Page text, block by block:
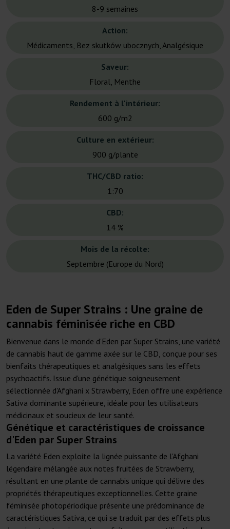
8-9 semaines
Action:
Médicaments, Bez skutków ubocznych, Analgésique
Saveur:
Floral, Menthe
Rendement à l'intérieur:
600 g/m2
Culture en extérieur:
900 g/plante
THC/CBD ratio:
1:70
CBD:
14 %
Mois de la récolte:
Septembre (Europe du Nord)
Eden de Super Strains : Une graine de
cannabis féminisée riche en CBD
Bienvenue dans le monde d'Eden par Super Strains, une variété
de cannabis haut de gamme axée sur le CBD, conçue pour ses
bienfaits thérapeutiques et analgésiques sans les effets
psychoactifs. Issue d'une génétique soigneusement
sélectionnée d'Afghani x Strawberry, Eden offre une expérience
Sativa dominante supérieure, idéale pour les utilisateurs
médicinaux et soucieux de leur santé.
Génétique et caractéristiques de croissance
d'Eden par Super Strains
La variété Eden exploite la lignée puissante de l'Afghani
légendaire mélangée aux notes fruitées de Strawberry,
résultant en une plante de cannabis unique qui délivre des
propriétés thérapeutiques exceptionnelles. Cette graine
féminisée photopériodique présente une prédominance de
caractéristiques Sativa, ce qui se traduit par des effets plus